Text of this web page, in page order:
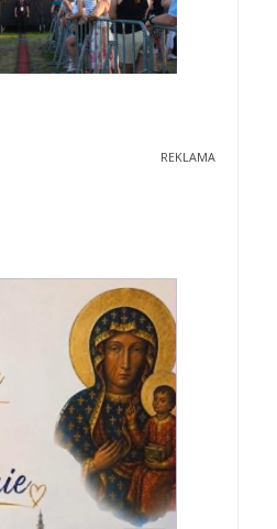
REKLAMA